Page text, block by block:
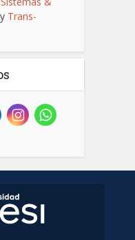
y Trans-